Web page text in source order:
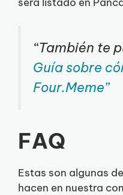
será listado en
“También te
Guía sobre
Four.Meme”
FAQ
Estas son algunas
hacen en nuestra